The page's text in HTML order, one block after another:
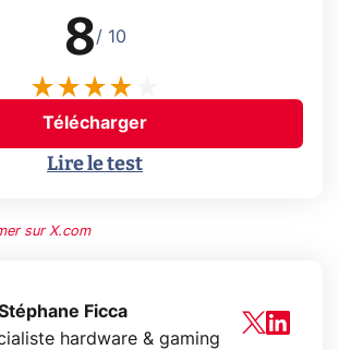
8/ 10
Télécharger
Lire le test
sur X.com
Ficca
hardware & gaming